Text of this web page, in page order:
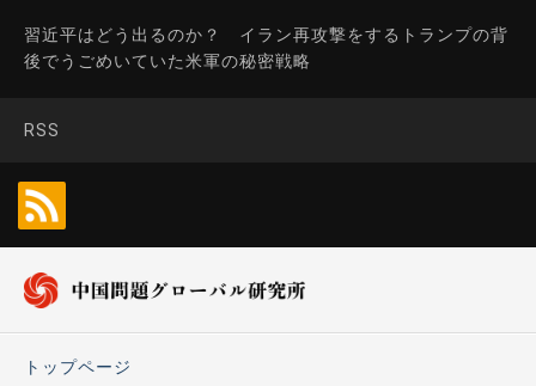
習近平はどう出るのか？ イラン再攻撃をするトランプの背
後でうごめいていた米軍の秘密戦略
RSS
トップページ